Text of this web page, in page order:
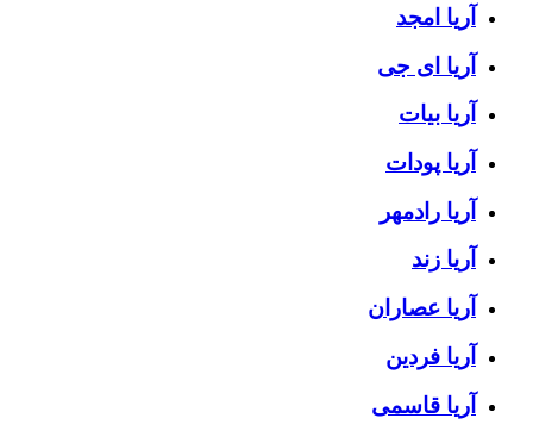
آریا امجد
آریا ای جی
آریا بیات
آریا پودات
آریا رادمهر
آریا زند
آریا عصاران
آریا فردین
آریا قاسمی